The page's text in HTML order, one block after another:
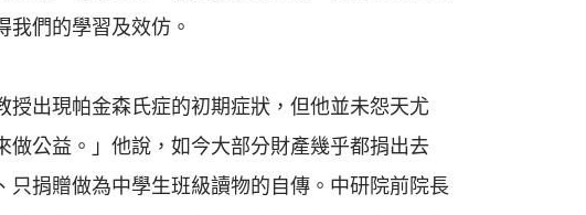
們的學習及效仿。
出現帕金森氏症的初期症狀，但他並未怨天尤
公益。」他說，如今大部分財產幾乎都捐出去
捐贈做為中學生班級讀物的自傳。中研院前院長